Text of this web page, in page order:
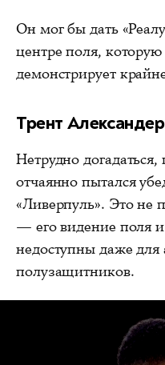
Он мог бы дать
центре поля,
демонстрирует
Трент
Нетрудно догадаться,
отчаянно пытался
«Ливерпуль». Это не
— его видение поля
недоступны даже
полузащитников.